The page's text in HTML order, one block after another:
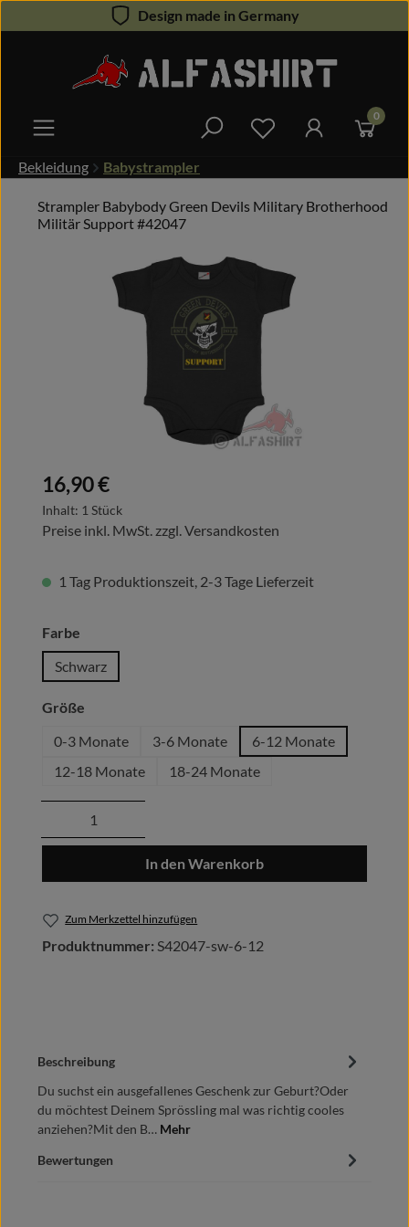
Zum Hauptinhalt springenDesign made in Germany
Du hast 0 0
Bekleidung Babystrampler
Strampler Babybody Green Devils Military Brotherhood
Militär Support #42047
Bildergalerie überspringen
Regulärer Preis:
16,90 €
Inhalt: 1 Stück
Preise inkl. MwSt. zzgl. Versandkosten
1 Tag Produktionszeit, 2-3 Tage Lieferzeit
Farbe
Schwarz
Größe
0-3 Monate
3-6 Monate
6-12 Monate
12-18 Monate
18-24 Monate
Produkt Anzahl: Gib den gewünschten
In den Warenkorb
Zum Merkzettel hinzufügen
Produktnummer: S42047-sw-6-12
Beschreibung
Du suchst ein ausgefallenes Geschenk zur Geburt?Oder
du möchtest Deinem Sprössling mal was richtig cooles
anziehen?Mit den B… Mehr
Bewertungen